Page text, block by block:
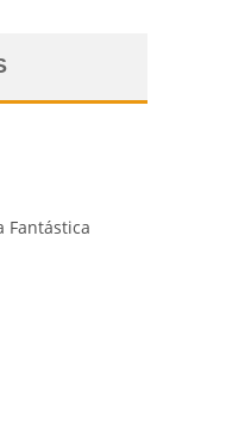
Fantástica